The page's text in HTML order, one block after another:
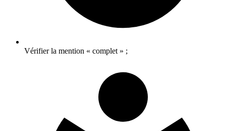
Vérifier la mention « complet » ;